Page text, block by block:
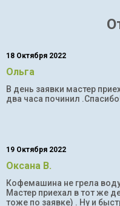
18 Октября 2022
Ольга
В день заявки мастер
два часа починил
19 Октября 2022
Оксана В.
Кофемашина не грела
Мастер приехал в тот же
тоже по заявке) . Ну и